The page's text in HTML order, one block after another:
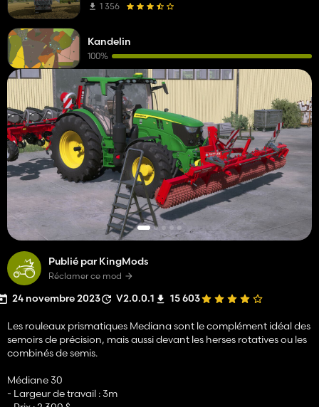
Publié par KingMods
Réclamer ce mod
24 novembre 2023 V2.0.0.1 15 603
Les rouleaux prismatiques Mediana sont le complément idéal des
semoirs de précision, mais aussi devant les herses rotatives ou les
combinés de semis.
Médiane 30
- Largeur de travail : 3m
1 356
Kandelin
100%